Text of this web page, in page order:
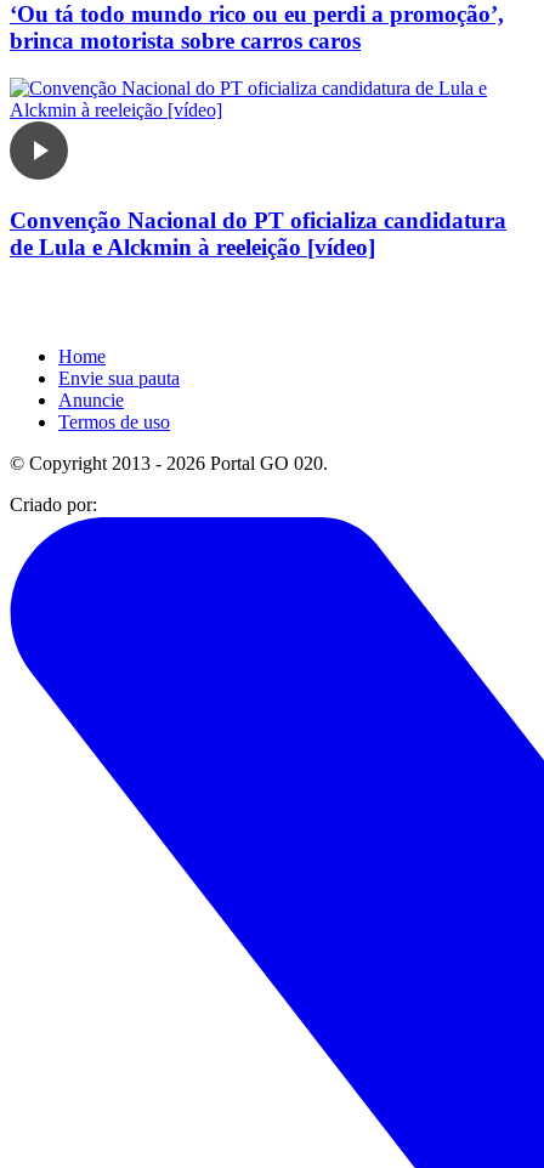
‘Ou tá todo mundo rico ou eu perdi a promoção’,
brinca motorista sobre carros caros
Convenção Nacional do PT oficializa candidatura
de Lula e Alckmin à reeleição [vídeo]
Home
Envie sua pauta
Anuncie
Termos de uso
© Copyright 2013 - 2026 Portal GO 020.
Criado por: